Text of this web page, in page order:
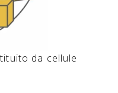
da cellule